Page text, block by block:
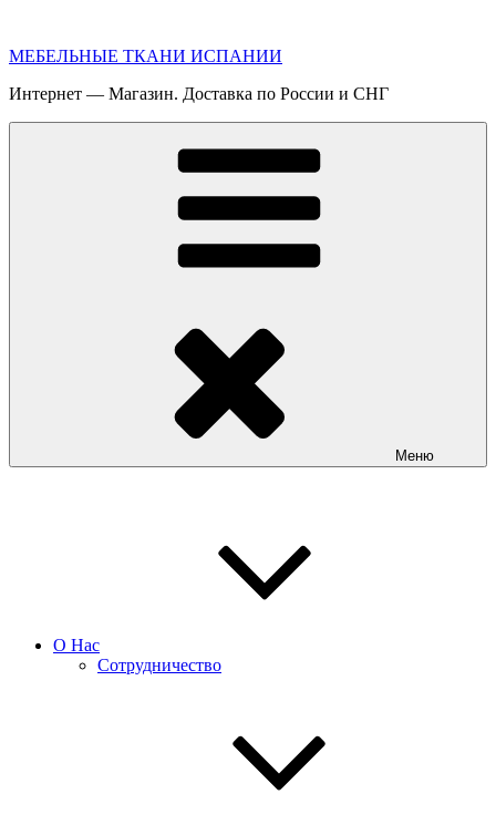
содержимому
МЕБЕЛЬНЫЕ ТКАНИ ИСПАНИИ
Интернет — Магазин. Доставка по России и СНГ
Меню
О Нас
Сотрудничество